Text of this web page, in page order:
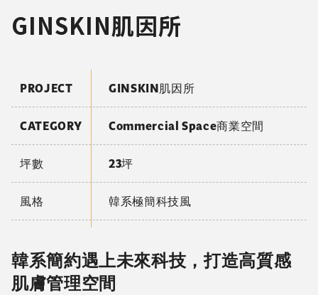
GINSKIN肌因所
PROJECT GINSKIN肌因所
CATEGORY Commercial Space商業空間
坪數 23坪
風格 韓系極簡科技風
韓系簡約遇上未來科技，打造高質感
肌膚管理空間